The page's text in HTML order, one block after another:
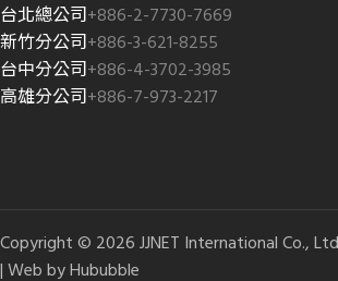
台北總公司+886-2-7730-7669
新竹分公司+886-3-621-8255
台中分公司+886-4-3702-3985
高雄分公司+886-7-973-2217
Copyright © 2026 JJNET International Co.,
| Web byHububble